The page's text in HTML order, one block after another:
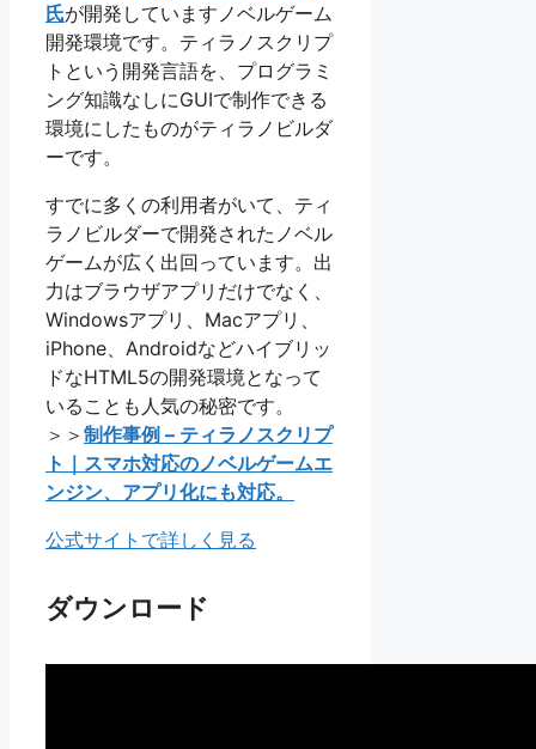
氏が開発していますノベルゲーム
開発環境です。ティラノスクリプ
トという開発言語を、プログラミ
ング知識なしにGUIで制作できる
環境にしたものがティラノビルダ
ーです。
すでに多くの利用者がいて、ティ
ラノビルダーで開発されたノベル
ゲームが広く出回っています。出
力はブラウザアプリだけでなく、
Windowsアプリ、Macアプリ、
iPhone、Androidなどハイブリッ
ドなHTML5の開発環境となって
いることも人気の秘密です。
＞＞ 制作事例 – ティラノスクリプ
ト｜スマホ対応のノベルゲームエ
ンジン、アプリ化にも対応。
公式サイトで詳しく見る
ダウンロード